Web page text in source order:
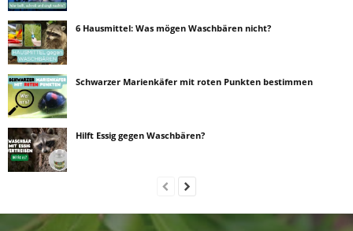
6 Hausmittel: Was mögen Waschbären nicht?
Schwarzer Marienkäfer mit roten Punkten bestimmen
Hilft Essig gegen Waschbären?